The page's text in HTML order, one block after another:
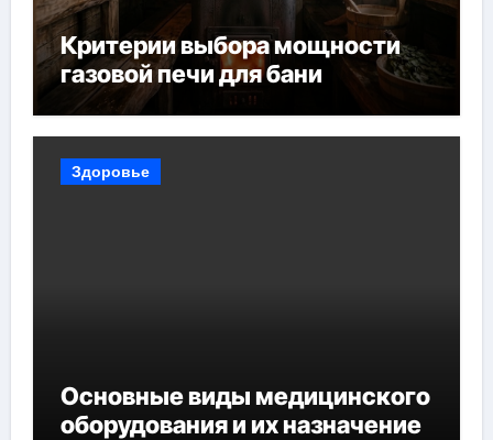
Критерии выбора мощности
газовой печи для бани
Здоровье
Основные виды медицинского
оборудования и их назначение